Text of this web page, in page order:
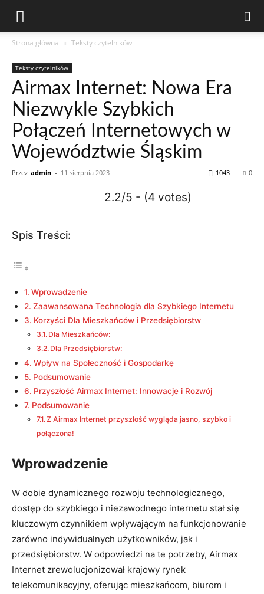
Strona główna Teksty czytelników
Teksty czytelników
Airmax Internet: Nowa Era
Niezwykle Szybkich
Połączeń Internetowych w
Województwie Śląskim
Przez admin - 11 sierpnia 2023 0
1043
2.2/5 - (4 votes)
Spis Treści:
Wprowadzenie
Zaawansowana Technologia dla Szybkiego Internetu
Korzyści Dla Mieszkańców i Przedsiębiorstw
Dla Mieszkańców:
Dla Przedsiębiorstw:
Wpływ na Społeczność i Gospodarkę
Podsumowanie
Przyszłość Airmax Internet: Innowacje i Rozwój
Podsumowanie
Z Airmax Internet przyszłość wygląda jasno, szybko i
połączona!
Wprowadzenie
W dobie dynamicznego rozwoju technologicznego,
dostęp do szybkiego i niezawodnego internetu stał się
kluczowym czynnikiem wpływającym na funkcjonowanie
zarówno indywidualnych użytkowników, jak i
przedsiębiorstw. W odpowiedzi na te potrzeby, Airmax
Internet zrewolucjonizował krajowy rynek
telekomunikacyjny, oferując mieszkańcom, biurom i